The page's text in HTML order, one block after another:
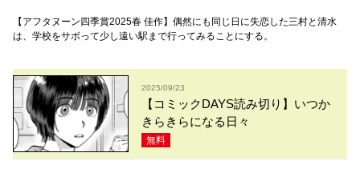
【アフタヌーン四季賞2025春 佳作】偶然にも同じ日に失恋した三村と清水
は、学校をサボって少し遠い駅まで行ってみることにする。
2025/09/23
【コミックDAYS読み切り】いつか
きらきらになる日々
無料